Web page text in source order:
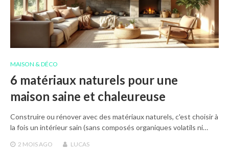
MAISON & DÉCO
6 matériaux naturels pour une
maison saine et chaleureuse
Construire ou rénover avec des matériaux naturels, c'est choisir à
la fois un intérieur sain (sans composés organiques volatils ni…
2 MOIS AGO LUCAS